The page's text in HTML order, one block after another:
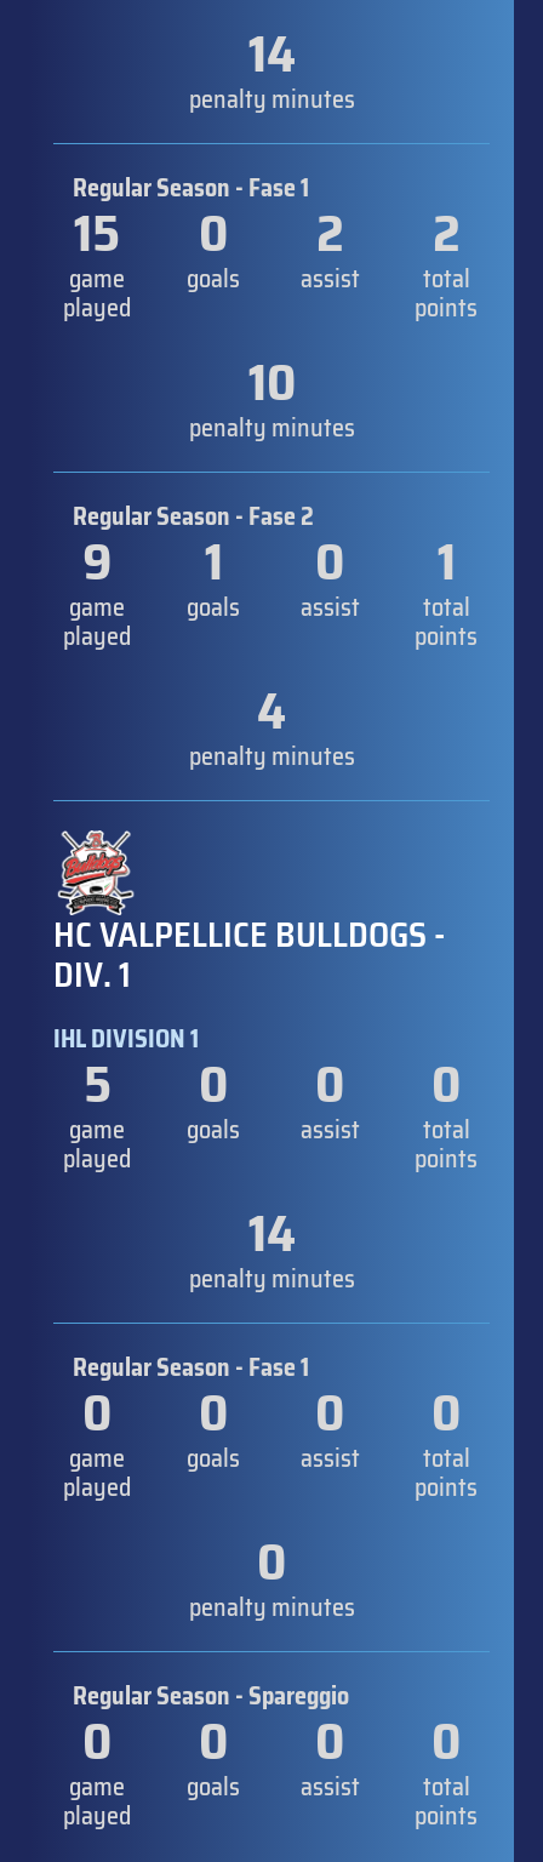
14
penalty minutes
Regular Season - Fase 1
15
game
played
0
goals
2
assist
2
total
points
10
penalty minutes
Regular Season - Fase 2
9
game
played
1
goals
0
assist
1
total
points
4
penalty minutes
HC VALPELLICE BULLDOGS -
DIV. 1
IHL DIVISION 1
5
game
played
0
goals
0
assist
0
total
points
14
penalty minutes
Regular Season - Fase 1
0
game
played
0
goals
0
assist
0
total
points
0
penalty minutes
Regular Season - Spareggio
0
game
played
0
goals
0
assist
0
total
points